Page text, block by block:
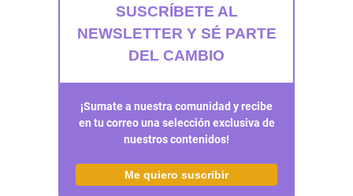
SUSCRÍBETE AL
NEWSLETTER Y SÉ PARTE
DEL CAMBIO
¡Sumate a nuestra comunidad y recibe
en tu correo una selección exclusiva de
nuestros contenidos!
Me quiero suscribir